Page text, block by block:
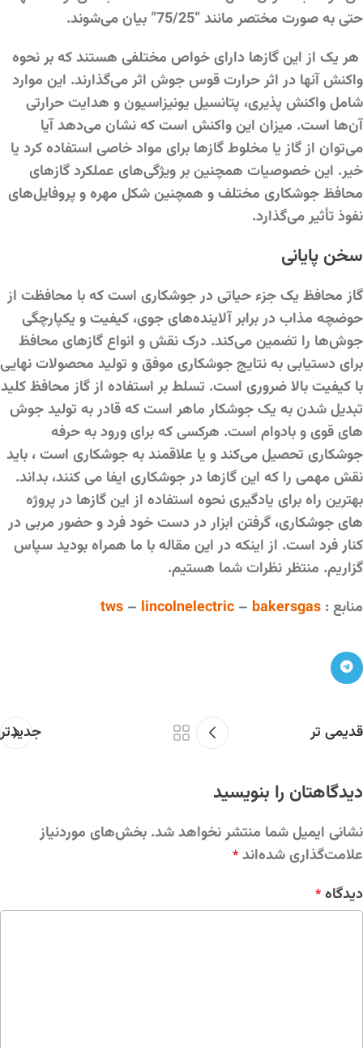
حتی به صورت مختصر مانند “75/25” بیان می‌شوند.
هر یک از این گازها دارای خواص مختلفی هستند که بر نحوه
واکنش آنها در اثر حرارت قوس جوش اثر می‌گذارند. این موارد
شامل واکنش پذیری، پتانسیل یونیزاسیون و هدایت حرارتی
آن‌ها است. میزان این واکنش است که نشان می‌دهد آیا
می‌توان از گاز یا مخلوط گازها برای مواد خاصی استفاده کرد یا
خیر. این خصوصیات همچنین بر ویژگی‌های عملکرد گازهای
محافظ جوشکاری مختلف و همچنین شکل مهره و پروفایل‌های
نفوذ تأثیر می‌گذارد.
سخن پایانی
گاز محافظ یک جزء حیاتی در جوشکاری است که با محافظت از
حوضچه مذاب در برابر آلاینده‌های جوی، کیفیت و یکپارچگی
جوش‌ها را تضمین می‌کند. درک نقش و انواع گازهای محافظ
برای دستیابی به نتایج جوشکاری موفق و تولید محصولات نهایی
با کیفیت بالا ضروری است. تسلط بر استفاده از گاز محافظ کلید
تبدیل شدن به یک جوشکار ماهر است که قادر به تولید جوش
های قوی و بادوام است. هرکسی که برای ورود به حرفه
جوشکاری تحصیل می‌کند و یا علاقمند به جوشکاری است ، باید
نقش مهمی را که این گازها در جوشکاری ایفا می کنند، بداند.
بهترین راه برای یادگیری نحوه استفاده از این گازها در پروژه
های جوشکاری، گرفتن ابزار در دست خود فرد و حضور مربی در
کنار فرد است. از اینکه در این مقاله با ما همراه بودید سپاس
گزاریم. منتظر نظرات شما هستیم.
منابع :
tws – lincolnelectric – bakersgas
جدیدتر قدیمی تر
دیدگاهتان را بنویسید
نشانی ایمیل شما منتشر نخواهد شد. بخش‌های موردنیاز
علامت‌گذاری شده‌اند *
دیدگاه *